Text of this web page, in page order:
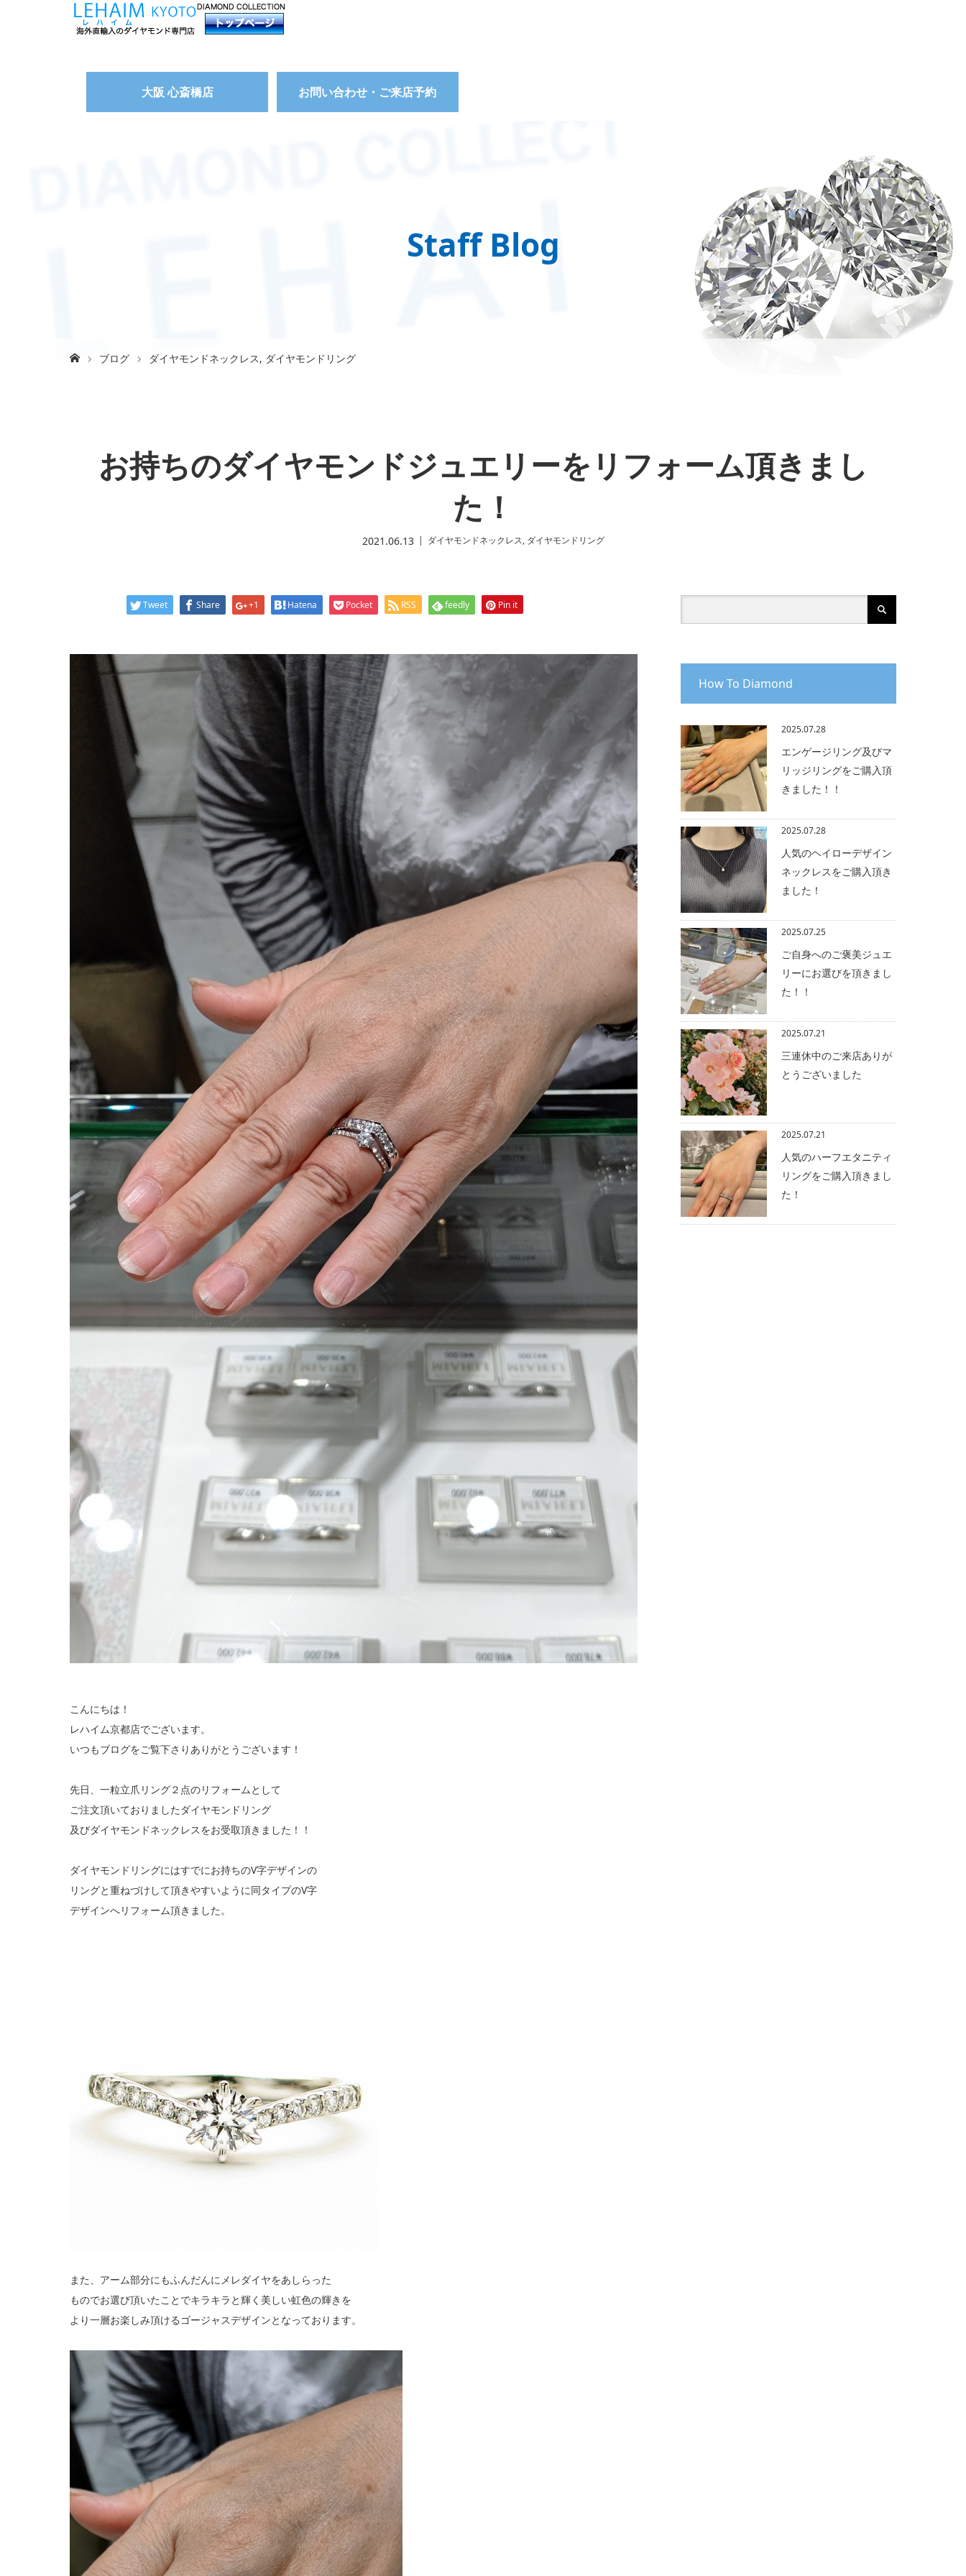
大阪 心斎橋店 お問い合わせ・ご来店予約
Staff Blog
ブログ ダイヤモンドネックレス, ダイヤモンドリング
お持ちのダイヤモンドジュエリーをリフォーム頂きまし
た！
2021.06.13 ダイヤモンドネックレス, ダイヤモンドリング
Tweet Share +1 Hatena Pocket RSS feedly Pin it
こんにちは！
レハイム京都店でございます。
いつもブログをご覧下さりありがとうございます！
先日、一粒立爪リング２点のリフォームとして
ご注文頂いておりましたダイヤモンドリング
及びダイヤモンドネックレスをお受取頂きました！！
ダイヤモンドリングにはすでにお持ちのV字デザインの
リングと重ねづけして頂きやすいように同タイプのV字
デザインへリフォーム頂きました。
また、アーム部分にもふんだんにメレダイヤをあしらった
ものでお選び頂いたことでキラキラと輝く美しい虹色の輝きを
より一層お楽しみ頂けるゴージャスデザインとなっております。
How To Diamond
2025.07.28
エンゲージリング及びマ
リッジリングをご購入頂
きました！！
2025.07.28
人気のヘイローデザイン
ネックレスをご購入頂き
ました！
2025.07.25
ご自身へのご褒美ジュエ
リーにお選びを頂きまし
た！！
2025.07.21
三連休中のご来店ありが
とうございました
2025.07.21
人気のハーフエタニティ
リングをご購入頂きまし
た！